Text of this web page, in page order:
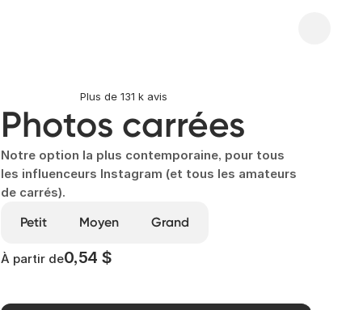
Plus de 131 k avis
Photos carrées
Notre option la plus contemporaine, pour tous
les influenceurs Instagram (et tous les amateurs
de carrés).
Petit
Moyen Grand
À partir de0,54 $